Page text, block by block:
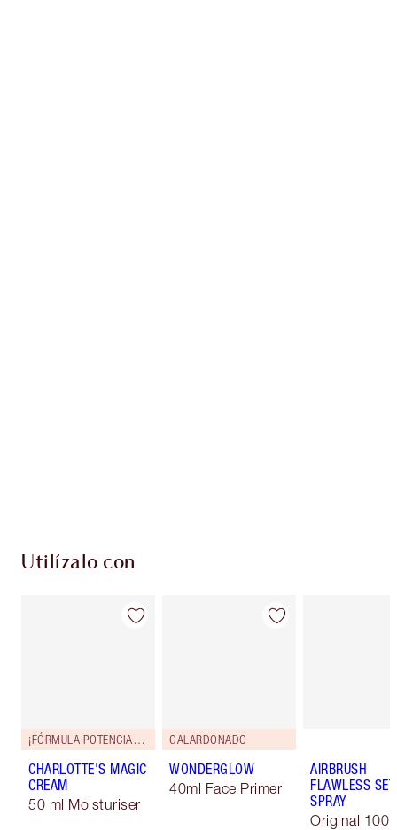
Utilízalo con
¡FÓRMULA POTENCIADA!
CHARLOTTE'S MAGIC
CREAM
50 ml Moisturiser
GALARDONADO
WONDERGLOW
40ml Face Primer
AIRBRUSH
FLAWLESS
SPRAY
Original 100